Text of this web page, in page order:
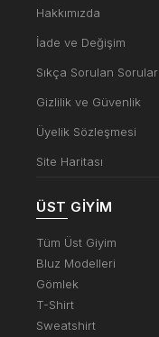
Hakkımızda
İade ve Değişim
Sıkça Sorulan Sorular
Gizlilik ve Güvenlik
Üyelik Sözleşmesi
Site Haritası
ÜST GIYIM
Tüm Üst Giyim
Bluz Modelleri
Gömlek
T-Shirt
Sweatshirt